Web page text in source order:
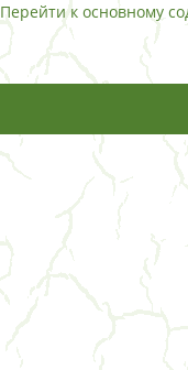
Перейти к основному